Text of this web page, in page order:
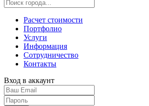
Расчет стоимости
Портфолио
Услуги
Информация
Сотрудничество
Контакты
Вход в аккаунт